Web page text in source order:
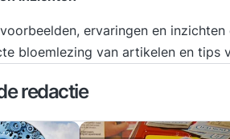
ervaringen en
bloemlezing van artikelen en tips
redactie